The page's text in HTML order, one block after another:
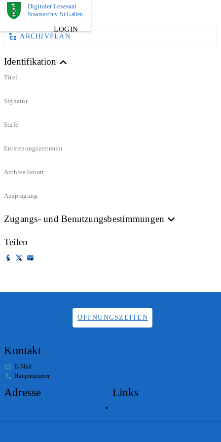
Digitaler Lesesaal
Staatsarchiv St.Gallen
LOGIN
DOKUMENT
ARCHIVPLAN
Identifikation
Titel
Signatur
Stufe
Entstehungszeitraum
Archivalienart
Ausprägung
Zugangs- und Benutzungsbestimmungen
Teilen
ÖFFNUNGSZEITEN
Kontakt
E-Mail
Hauptnummer
Adresse Links